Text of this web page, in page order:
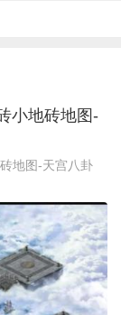
小地砖地图-
地图-天宫八卦